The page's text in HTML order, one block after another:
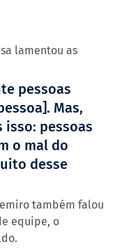
lamentou as
Mas,
pessoas
o mal do
desse
também falou
equipe, o